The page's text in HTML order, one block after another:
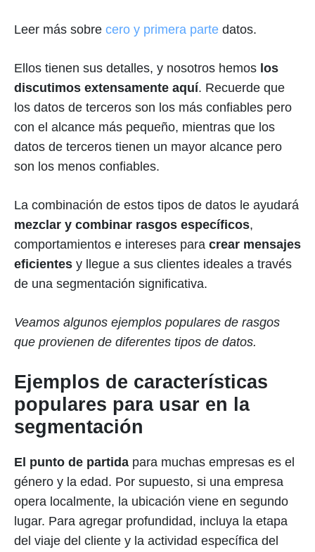
Leer más sobre cero y primera parte datos.
Ellos tienen sus detalles, y nosotros hemos los
discutimos extensamente aquí. Recuerde que
los datos de terceros son los más confiables pero
con el alcance más pequeño, mientras que los
datos de terceros tienen un mayor alcance pero
son los menos confiables.
La combinación de estos tipos de datos le ayudará
mezclar y combinar rasgos específicos,
comportamientos e intereses para crear mensajes
eficientes y llegue a sus clientes ideales a través
de una segmentación significativa.
Veamos algunos ejemplos populares de rasgos
que provienen de diferentes tipos de datos.
Ejemplos de características
populares para usar en la
segmentación
El punto de partida para muchas empresas es el
género y la edad. Por supuesto, si una empresa
opera localmente, la ubicación viene en segundo
lugar. Para agregar profundidad, incluya la etapa
del viaje del cliente y la actividad específica del